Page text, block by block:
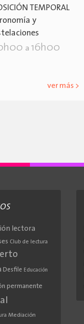
TEMPORAL
y
a 16h00
ver más >
lectora
Club de lectura
Desfile Educación
permanente
Mediación